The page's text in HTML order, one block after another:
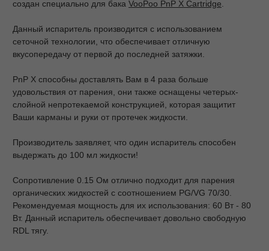
создан специально для бака VooPoo PnP X Cartridge
Данный испаритель производится с использованием
сеточной технологии, что обеспечивает отличную
вкусопередачу от первой до последней затяжки.
PnP X способны доставлять Вам в 4 раза больше
удовольствия от парения, они также оснащены четерых-
слойной непротекаемой конструкцией, которая защитит
Ваши карманы и руки от протечек жидкости.
Производитель заявляет, что один испаритель способен
выдержать до 100 мл жидкости!
Сопротивление 0.15 Ом отлично подходит для парения
органических жидкостей с соотношением PG/VG 70/30.
Рекомендуемая мощность для их использования: 60 Вт - 80
Вт. Данный испаритель обеспечивает довольно свободную
RDL тягу.